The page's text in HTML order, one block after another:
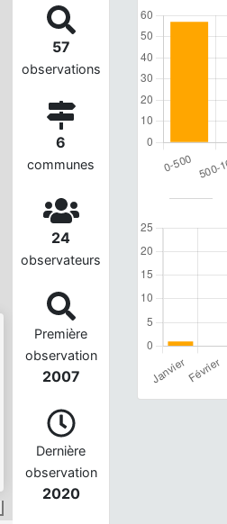
57
observations
6
communes
24
observateurs
Première
observation
2007
Dernière
observation
2020